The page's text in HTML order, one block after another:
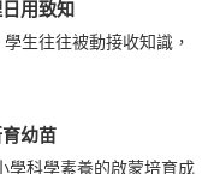
用致知
生往往被動接收知識，
幼苗
學科學素養的啟蒙培育成